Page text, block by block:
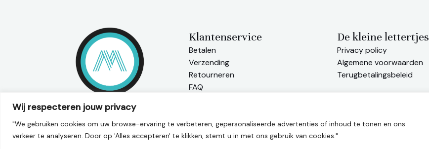
Wij respecteren jouw privacy
"We gebruiken cookies om uw browse-ervaring te verbeteren, gepersonaliseerde advertenties of inhoud te tonen en ons
verkeer te analyseren. Door op 'Alles accepteren' te klikken, stemt u in met ons gebruik van cookies."
Klantenservice
Betalen
Verzending
Retourneren
FAQ
De kleine lettertjes
Privacy policy
Algemene voorwaarden
Terugbetalingsbeleid